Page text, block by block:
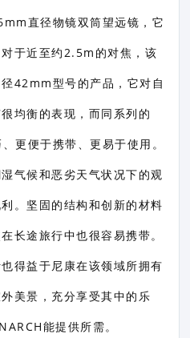
直径物镜双筒望远镜，它
于近至约2.5m的对焦，该
42mm型号的产品，它对自
均衡的表现，而同系列的
更便于携带、更易于使用。
气候和恶劣天气状况下的观
。坚固的结构和创新的材料
长途旅行中也很容易携带。
得益于尼康在该领域所拥有
美景，充分享受其中的乐
能提供所需。